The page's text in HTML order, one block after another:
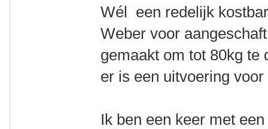
Wél een redelijk
Weber voor
gemaakt om tot 80kg te
er is een uitvoering
Ik ben een keer met